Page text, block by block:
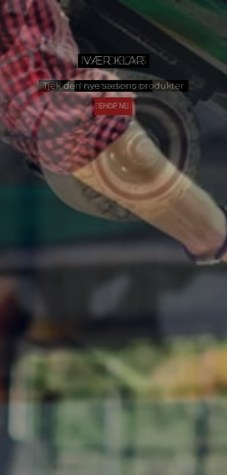
NYE DECKS
Nyeste designs
DENNE VEJ